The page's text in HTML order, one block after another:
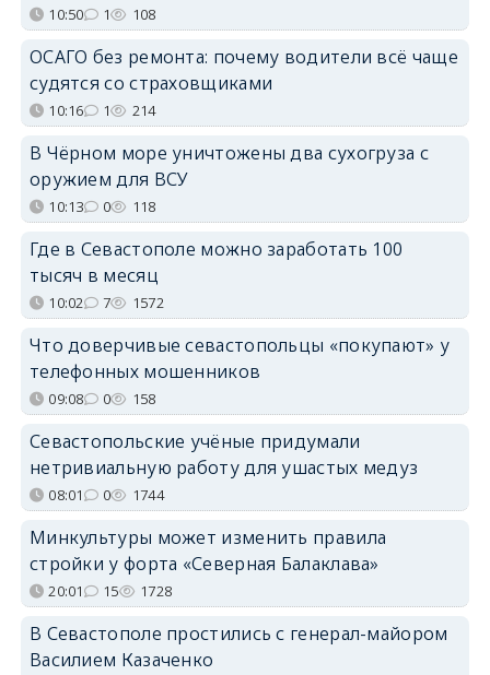
10:50 1 108
ОСАГО без ремонта: почему водители всё чаще
судятся со страховщиками
10:16 1 214
В Чёрном море уничтожены два сухогруза с
оружием для ВСУ
10:13 0 118
Где в Севастополе можно заработать 100
тысяч в месяц
10:02 7 1572
Что доверчивые севастопольцы «покупают» у
телефонных мошенников
09:08 0 158
Севастопольские учёные придумали
нетривиальную работу для ушастых медуз
08:01 0 1744
Минкультуры может изменить правила
стройки у форта «Северная Балаклава»
20:01 15 1728
В Севастополе простились с генерал-майором
Василием Казаченко